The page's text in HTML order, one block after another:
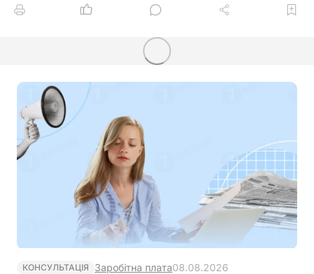
КОНСУЛЬТАЦІЯ Заробітна плата08.08.2026